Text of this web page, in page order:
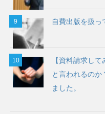
自費出版を扱っ
【資料請求し
と言われるの
ました。